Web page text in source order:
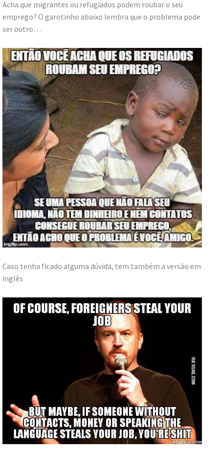
Acha que migrantes ou refugiados podem roubar o seu
emprego? O garotinho abaixo lembra que o problema pode
ser outro…
Caso tenha ficado alguma dúvida, tem também a versão em
inglês